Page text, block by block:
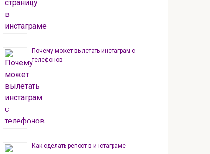
Почему может вылетать инстаграм с
телефонов
Как сделать репост в инстаграме